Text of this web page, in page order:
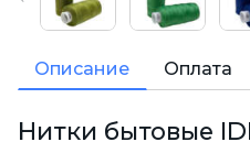
Описание Оплата
Нитки бытовые